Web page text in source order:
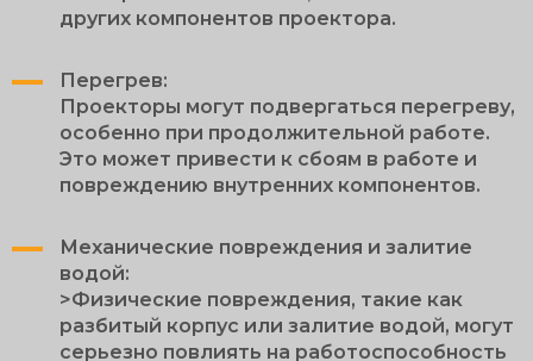
других компонентов проектора.
Перегрев:
Проекторы могут подвергаться перегреву,
особенно при продолжительной работе.
Это может привести к сбоям в работе и
повреждению внутренних компонентов.
Механические повреждения и залитие
водой:
>Физические повреждения, такие как
разбитый корпус или залитие водой, могут
серьезно повлиять на работоспособность